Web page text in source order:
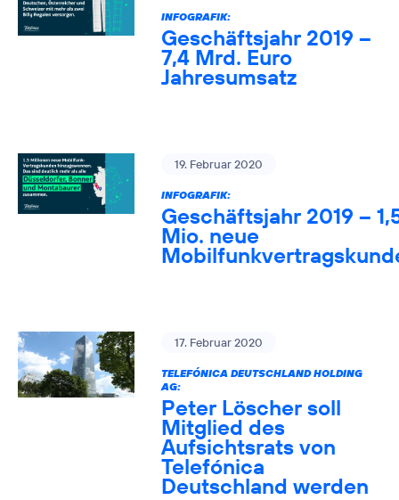
INFOGRAFIK:
Geschäftsjahr 2019 –
7,4 Mrd. Euro
Jahresumsatz
19. Februar 2020
INFOGRAFIK:
Geschäftsjahr 2019 –
Mio. neue
17. Februar 2020
TELEFÓNICA DEUTSCHLAND HOLDING
AG:
Peter Löscher soll
Mitglied des
Aufsichtsrats von
Telefónica
Deutschland werden